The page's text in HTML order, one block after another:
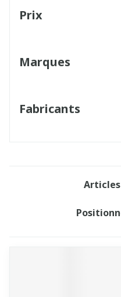
Prix
Marques
Fabricants
Articles
Trier par: